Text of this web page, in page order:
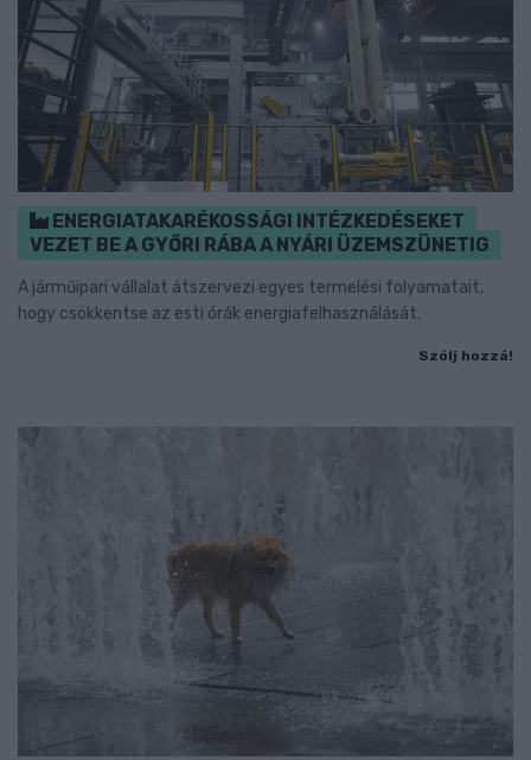
ENERGIATAKARÉKOSSÁGI INTÉZKEDÉSEKET
VEZET BE A GYŐRI RÁBA A NYÁRI ÜZEMSZÜNETIG
A járműipari vállalat átszervezi egyes termelési folyamatait,
hogy csökkentse az esti órák energiafelhasználását.
Szólj hozzá!